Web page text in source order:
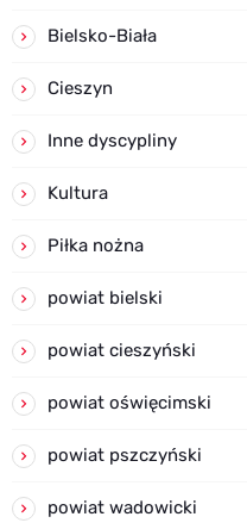
Bielsko-Biała
Cieszyn
Inne dyscypliny
Kultura
Piłka nożna
powiat bielski
powiat cieszyński
powiat oświęcimski
powiat pszczyński
powiat wadowicki